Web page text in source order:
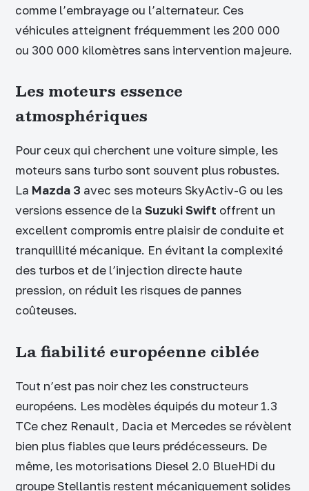
comme l’embrayage ou l’alternateur. Ces
véhicules atteignent fréquemment les 200 000
ou 300 000 kilomètres sans intervention majeure.
Les moteurs essence
atmosphériques
Pour ceux qui cherchent une voiture simple, les
moteurs sans turbo sont souvent plus robustes.
La Mazda 3 avec ses moteurs SkyActiv-G ou les
versions essence de la Suzuki Swift offrent un
excellent compromis entre plaisir de conduite et
tranquillité mécanique. En évitant la complexité
des turbos et de l’injection directe haute
pression, on réduit les risques de pannes
coûteuses.
La fiabilité européenne ciblée
Tout n’est pas noir chez les constructeurs
européens. Les modèles équipés du moteur 1.3
TCe chez Renault, Dacia et Mercedes se révèlent
bien plus fiables que leurs prédécesseurs. De
même, les motorisations Diesel 2.0 BlueHDi du
groupe Stellantis restent mécaniquement solides